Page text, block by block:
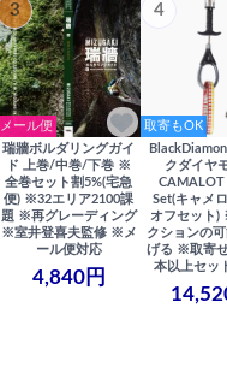
3
メール便
瑞牆ボルダリングガイ
ド 上巻/中巻/下巻 ※
全巻セット割5%(宅急
便) ※32エリア2100課
題 ※再グレーディング
※室井登喜夫監修 ※メ
ール便対応
4,840円
4
取寄もOK
クダイヤ
Set(キャメ
オフセット)
クションの
げる ※取寄
本以上セッ